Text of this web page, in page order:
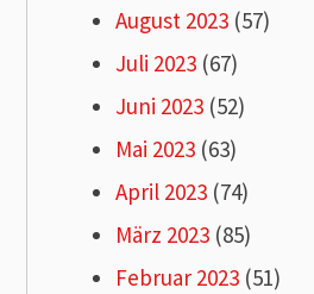
August 2023 (57)
Juli 2023 (67)
Juni 2023 (52)
Mai 2023 (63)
April 2023 (74)
März 2023 (85)
Februar 2023 (51)